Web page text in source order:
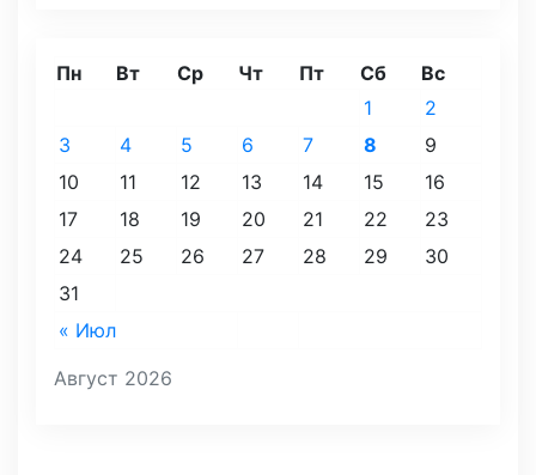
Август 2026
Пн Вт Ср Чт Пт Сб Вс
« Июл
1
2
3
4 5 6 7 8
9
10
11 12 13 14 15
16
17
18 19 20 21 22
23
24
25 26 27 28 29
30
31